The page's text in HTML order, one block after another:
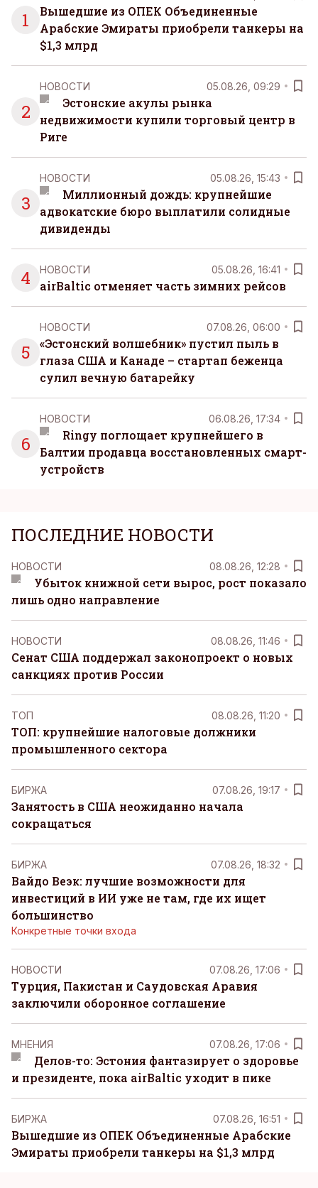
1
Вышедшие из ОПЕК Объединенные
Арабские Эмираты приобрели танкеры на
$1,3 млрд
2
НОВОСТИ 05.08.26, 09:29
Эстонские акулы рынка
недвижимости купили торговый центр в
Риге
3
НОВОСТИ 05.08.26, 15:43
Миллионный дождь: крупнейшие
адвокатские бюро выплатили солидные
дивиденды
4 НОВОСТИ 05.08.26, 16:41
airBaltic отменяет часть зимних рейсов
5
НОВОСТИ 07.08.26, 06:00
«Эстонский волшебник» пустил пыль в
глаза США и Канаде – стартап беженца
сулил вечную батарейку
6
НОВОСТИ 06.08.26, 17:34
Ringy поглощает крупнейшего в
Балтии продавца восстановленных смарт-
устройств
ПОСЛЕДНИЕ НОВОСТИ
НОВОСТИ 08.08.26, 12:28
Убыток книжной сети вырос, рост показало
лишь одно направление
НОВОСТИ 08.08.26, 11:46
Сенат США поддержал законопроект о новых
санкциях против России
ТОП 08.08.26, 11:20
ТОП: крупнейшие налоговые должники
промышленного сектора
БИРЖА 07.08.26, 19:17
Занятость в США неожиданно начала
сокращаться
БИРЖА 07.08.26, 18:32
Вайдо Веэк: лучшие возможности для
инвестиций в ИИ уже не там, где их ищет
большинство
Конкретные точки входа
НОВОСТИ 07.08.26, 17:06
Турция, Пакистан и Саудовская Аравия
заключили оборонное соглашение
MНЕНИЯ 07.08.26, 17:06
Делов-то: Эстония фантазирует о здоровье
и президенте, пока airBaltic уходит в пике
БИРЖА 07.08.26, 16:51
Вышедшие из ОПЕК Объединенные Арабские
Эмираты приобрели танкеры на $1,3 млрд